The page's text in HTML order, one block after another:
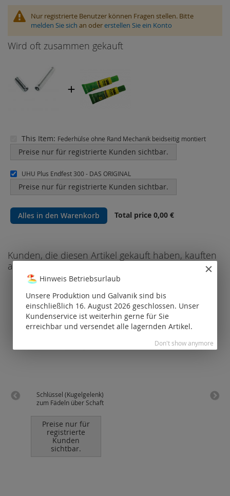
Nur registrierte Benutzer können Fragen stellen. Bitte
melden Sie sich an odererstellen Sie ein Konto
Wird oft zusammen gekauft
This Item: Federhülse ohne Rand Mechanik beidseitig montiert
Preise nur für registrierte Kunden sichtbar.
UHU Plus Endfest 300 - DAS ORIGINAL
Preise nur für registrierte Kunden sichtbar.
Alles in den Warenkorb Total price 0,00 €
Kunden, die diesen Artikel gekauft haben, kauften
auch
Schlüssel (Kugelgelenk)
zum Fädeln über Schaft
Preise nur für
registrierte
Kunden
sichtbar.
Hinweis Betriebsurlaub
Unsere Produktion und Galvanik sind bis
einschließlich 16. August 2026 geschlossen. Unser
Kundenservice ist weiterhin gerne für Sie
erreichbar und versendet alle lagernden Artikel.
Don't show anymore